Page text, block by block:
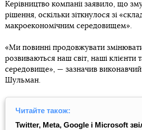
Керівництво компанії заявило, що
рішення, оскільки зіткнулося зі
макроекономічним середовищем».
«Ми повинні продовжувати
розвиваються наш світ, наші клієнти
середовище», — зазначив
Шульман.
Читайте також:
Twitter, Meta, Google і Microsoft